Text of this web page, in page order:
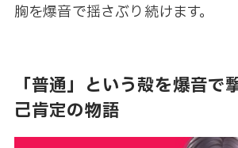
胸を爆音で揺さぶり続けます。
「普通」という殻を爆音で
己肯定の物語